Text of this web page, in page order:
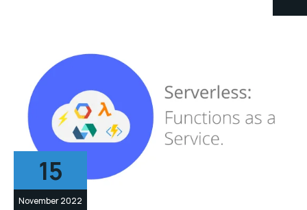
15
November 2022